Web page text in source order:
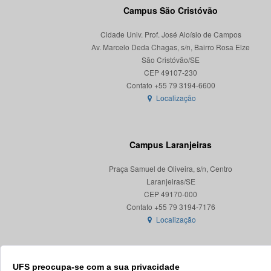
UFS preocupa-se com a sua privacidade
Campus São Cristóvão
Cidade Univ. Prof. José Aloísio de Campos
Av. Marcelo Deda Chagas, s/n, Bairro Rosa Elze
São Cristóvão/SE
CEP 49107-230
Localização
Campus Laranjeiras
Praça Samuel de Oliveira, s/n, Centro
Laranjeiras/SE
CEP 49170-000
Localização